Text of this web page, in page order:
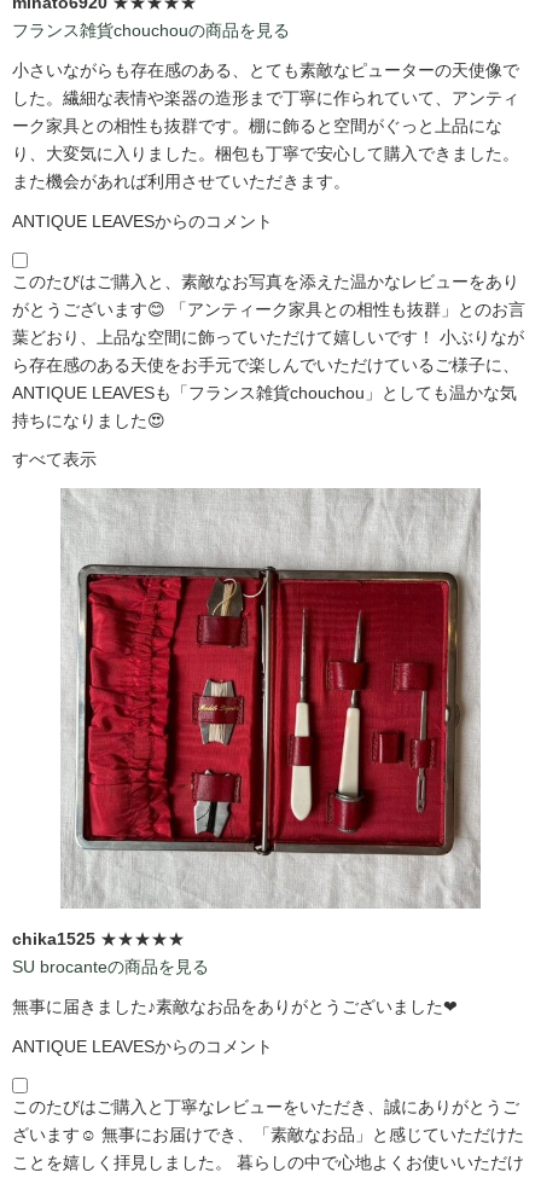
フランス雑貨chouchouの商品を見る
小さいながらも存在感のある、とても素敵なピューターの天使像で
した。繊細な表情や楽器の造形まで丁寧に作られていて、アンティ
ーク家具との相性も抜群です。棚に飾ると空間がぐっと上品にな
り、大変気に入りました。梱包も丁寧で安心して購入できました。
また機会があれば利用させていただきます。
ANTIQUE LEAVESからのコメント
このたびはご購入と、素敵なお写真を添えた温かなレビューをあり
がとうございます😊 「アンティーク家具との相性も抜群」とのお言
葉どおり、上品な空間に飾っていただけて嬉しいです！ 小ぶりなが
ら存在感のある天使をお手元で楽しんでいただけているご様子に、
ANTIQUE LEAVESも「フランス雑貨chouchou」としても温かな気
持ちになりました😍
すべて表示
chika1525 ★★★★★
SU brocanteの商品を見る
無事に届きました♪素敵なお品をありがとうございました❤
ANTIQUE LEAVESからのコメント
このたびはご購入と丁寧なレビューをいただき、誠にありがとうご
ざいます☺️ 無事にお届けでき、「素敵なお品」と感じていただけた
ことを嬉しく拝見しました。 暮らしの中で心地よくお使いいただけ